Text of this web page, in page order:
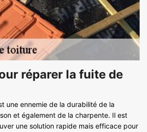
réparer la fuite de
une ennemie de la durabilité de la
et également de la charpente. Il est
une solution rapide mais efficace pour